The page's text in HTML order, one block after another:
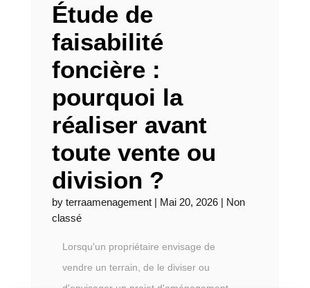
Étude de
faisabilité
foncière :
pourquoi la
réaliser avant
toute vente ou
division ?
by terraamenagement| Mai 20, 2026| Non
classé
Lorsqu'un propriétaire envisage de
vendre un terrain, de le diviser ou